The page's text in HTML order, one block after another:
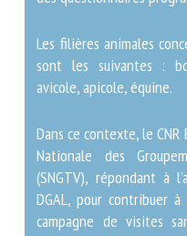
Les filières animales
sanitaires sont les
porcine, avicole, apicole,
Dans ce contexte, le
Société Nationale
Vétérinaires (SNGTV),
marché de la DGAL,
la prochaine campagne